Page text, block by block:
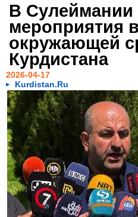
В
мероприятия
окружающей
Курдистана
2026-04-17
Kurdistan.Ru